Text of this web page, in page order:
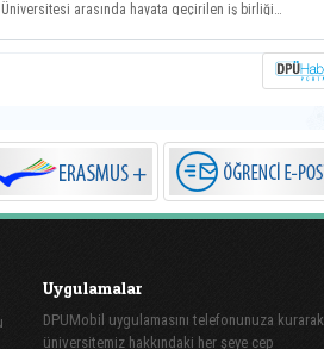
arasında hayata geçirilen iş birliği
Uygulamalar
DPUMobil uygulamasını telefonunuza kurarak
üniversitemiz hakkındaki her şeye cep